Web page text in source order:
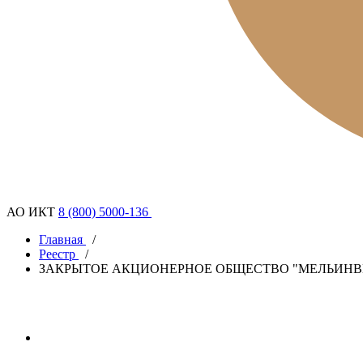
АО ИКТ 8 (800) 5000-136
Главная
/
Реестр
/
ЗАКРЫТОЕ АКЦИОНЕРНОЕ ОБЩЕСТВО